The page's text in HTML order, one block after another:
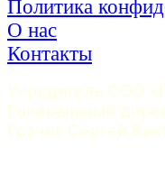
Политика
О нас
Контакты
Учредитель ООО
Генеральный
Грачев Сергей